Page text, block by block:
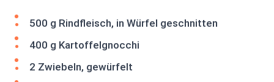
500 g Rindfleisch, in Würfel geschnitten
400 g Kartoffelgnocchi
2 Zwiebeln, gewürfelt